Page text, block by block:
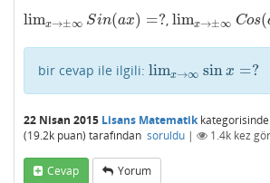
limx→±∞ Sin(ax) =?
limx→±∞S in(ax)=? ,limx→±∞ Cos(
limx→±∞C os(ax)
bir cevap ile ilgili: limx→∞ sinx =?
limx→∞sinx=?
22 Nisan 2015 Lisans Matematikkategorisinde
(19.2k puan) tarafından soruldu | 1.4k kez
Cevap Yorum